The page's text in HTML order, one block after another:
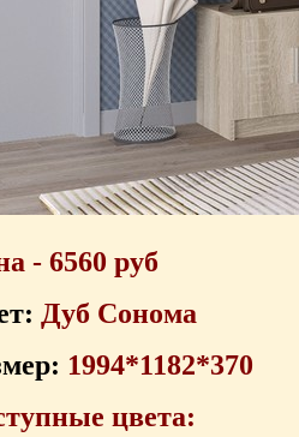
- 6560 руб
Дуб Сонома
1994*1182*370
цвета: